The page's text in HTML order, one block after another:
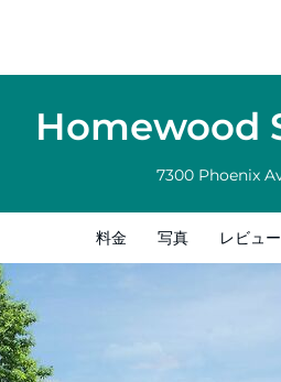
Homewood
7300 Phoenix
料金 写真 レビュー
Fort Smith